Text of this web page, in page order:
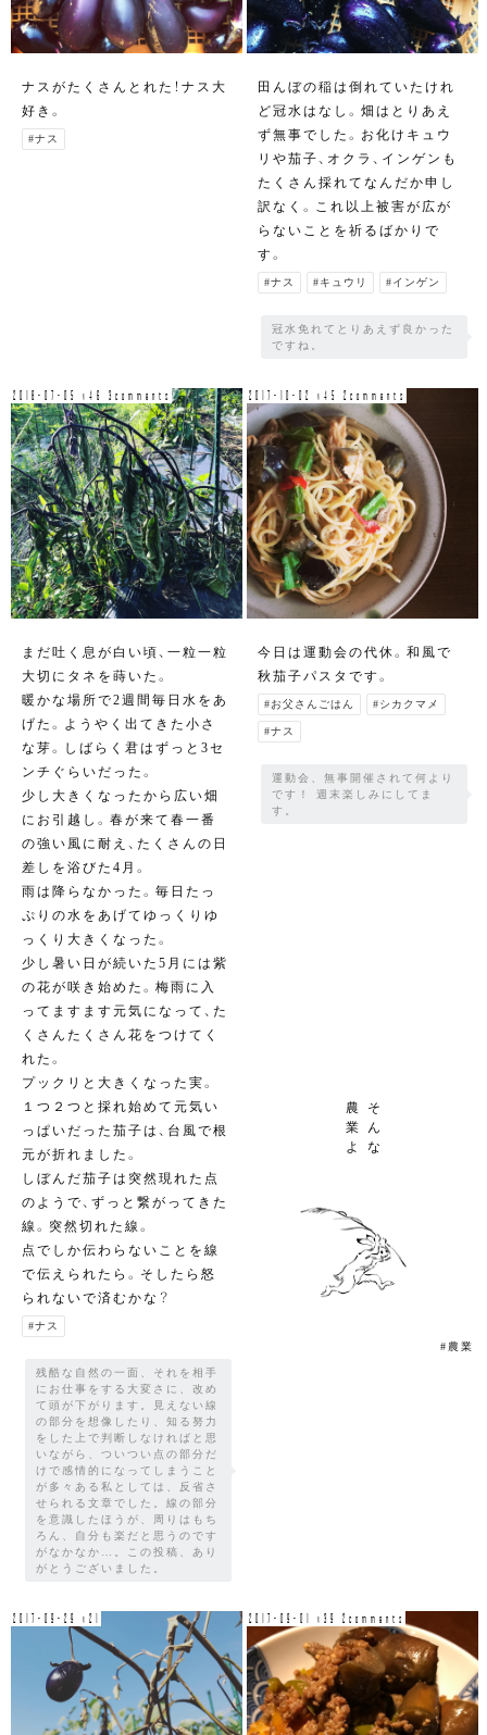
ナスがたくさんとれた！ナス大
好き。
#ナス
田んぼの稲は倒れていたけれ
ど冠水はなし。畑はとりあえ
ず無事でした。お化けキュウ
リや茄子、オクラ、インゲンも
たくさん採れてなんだか申し
訳なく。これ以上被害が広が
らないことを祈るばかりで
す。
#ナス #キュウリ #インゲン
冠水免れてとりあえず良かった
ですね。
2018-07-05 v46 3comments
まだ吐く息が白い頃、一粒一粒
大切にタネを蒔いた。
暖かな場所で2週間毎日水をあ
げた。ようやく出てきた小さ
な芽。しばらく君はずっと3セ
ンチぐらいだった。
少し大きくなったから広い畑
にお引越し。春が来て春一番
の強い風に耐え、たくさんの日
差しを浴びた4月。
雨は降らなかった。毎日たっ
ぷりの水をあげてゆっくりゆ
っくり大きくなった。
少し暑い日が続いた5月には紫
の花が咲き始めた。梅雨に入
ってますます元気になって、た
くさんたくさん花をつけてく
れた。
プックリと大きくなった実。
１つ２つと採れ始めて元気い
っぱいだった茄子は、台風で根
元が折れました。
しぼんだ茄子は突然現れた点
のようで、ずっと繋がってきた
線。突然切れた線。
点でしか伝わらないことを線
で伝えられたら。そしたら怒
られないで済むかな？
#ナス
残酷な自然の一面、それを相手
にお仕事をする大変さに、改め
て頭が下がります。見えない線
の部分を想像したり、知る努力
をした上で判断しなければと思
いながら、ついつい点の部分だ
けで感情的になってしまうこと
が多々ある私としては、反省さ
せられる文章でした。線の部分
を意識したほうが、周りはもち
ろん、自分も楽だと思うのです
がなかなか…。この投稿、あり
がとうございました。
2017-10-02 v45 2comments
今日は運動会の代休。和風で
秋茄子パスタです。
#お父さんごはん #シカクマメ
#ナス
運動会、無事開催されて何より
です！ 週末楽しみにしてま
す。
農
業
よ
そ
ん
な
#農業
2017-09-29 v21 2017-09-01 v39 2comments